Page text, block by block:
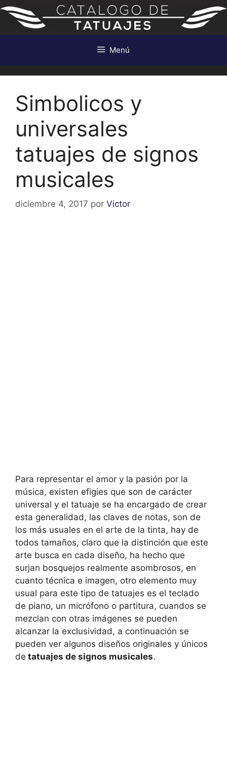
Saltar
contenido
Menú
Simbolicos y
universales
tatuajes de signos
musicales
diciembre 4, 2017 por Victor
Para representar el amor y la pasión por la
música, existen efigies que son de carácter
universal y el tatuaje se ha encargado de crear
esta generalidad, las claves de notas, son de
los más usuales en el arte de la tinta, hay de
todos tamaños, claro que la distinción que este
arte busca en cada diseño, ha hecho que
surjan bosquejos realmente asombrosos, en
cuanto técnica e imagen, otro elemento muy
usual para este tipo de tatuajes es el teclado
de piano, un micrófono o partitura, cuandos se
mezclan con otras imágenes se pueden
alcanzar la exclusividad, a continuación se
pueden ver algunos diseños originales y únicos
de tatuajes de signos musicales.